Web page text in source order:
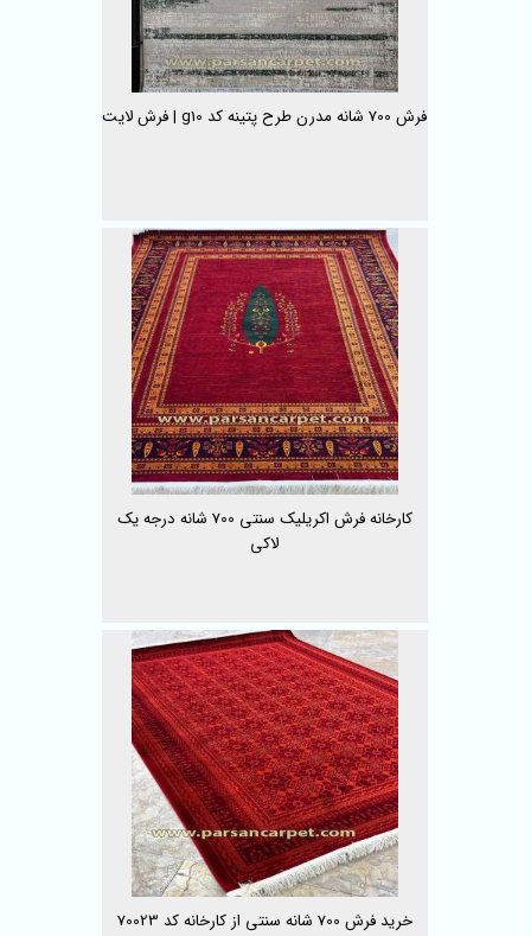
فرش 700 شانه مدرن طرح پتینه کد g10 | فرش لایت
کارخانه فرش اکریلیک سنتی 700 شانه درجه یک
لاکی
خرید فرش 700 شانه سنتی از کارخانه کد 70023